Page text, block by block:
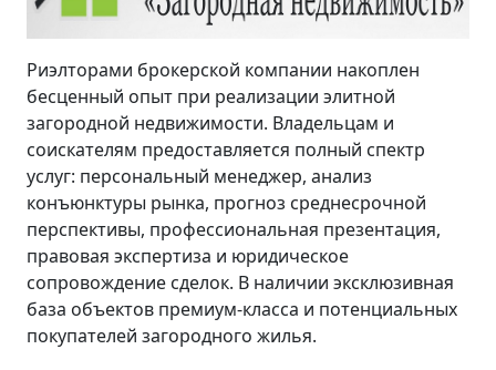
Риэлторами брокерской компании накоплен
бесценный опыт при реализации элитной
загородной недвижимости. Владельцам и
соискателям предоставляется полный спектр
услуг: персональный менеджер, анализ
конъюнктуры рынка, прогноз среднесрочной
перспективы, профессиональная презентация,
правовая экспертиза и юридическое
сопровождение сделок. В наличии эксклюзивная
база объектов премиум-класса и потенциальных
покупателей загородного жилья.